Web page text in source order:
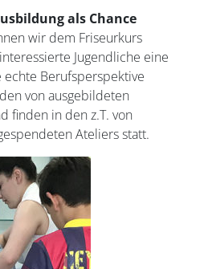
als Chance
wir dem Friseurkurs
Jugendliche eine
Berufsperspektive
von ausgebildeten
finden in den z.T. von
Ateliers statt.